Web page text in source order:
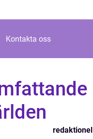
Kontakta oss
redaktionel